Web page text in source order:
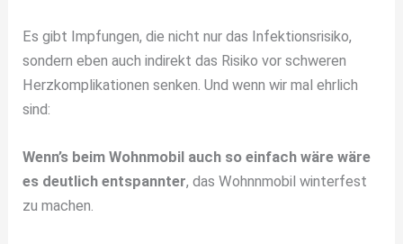
Es gibt Impfungen, die nicht nur das Infektionsrisiko,
sondern eben auch indirekt das Risiko vor schweren
Herzkomplikationen senken. Und wenn wir mal ehrlich
sind:
Wenn’s beim Wohnmobil auch so einfach wäre wäre
es deutlich entspannter, das Wohnnmobil winterfest
zu machen.